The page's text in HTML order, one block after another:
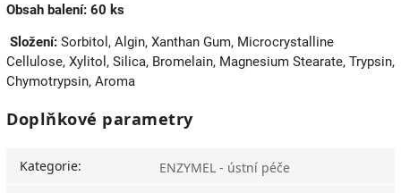
Obsah balení: 60 ks
Složení: Sorbitol, Algin, Xanthan Gum, Microcrystalline
Cellulose, Xylitol, Silica, Bromelain, Magnesium Stearate, Trypsin,
Chymotrypsin, Aroma
Doplňkové parametry
Kategorie: ENZYMEL - ústní péče